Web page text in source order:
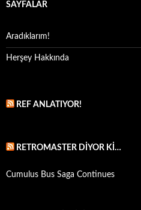
SAYFALAR
Aradıklarım!
Herşey Hakkında
REF ANLATIYOR!
RETROMASTER DIYOR KI…
Cumulus Bus Saga Continues